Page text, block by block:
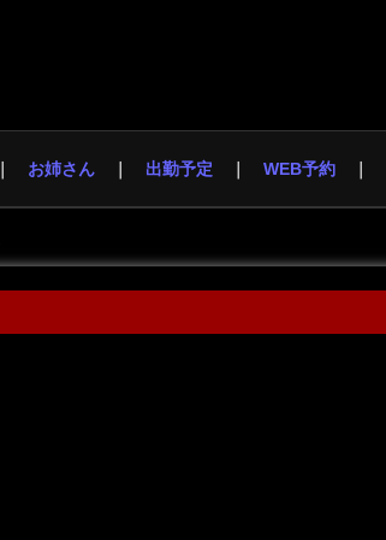
お姉さん 出勤予定 WEB予約